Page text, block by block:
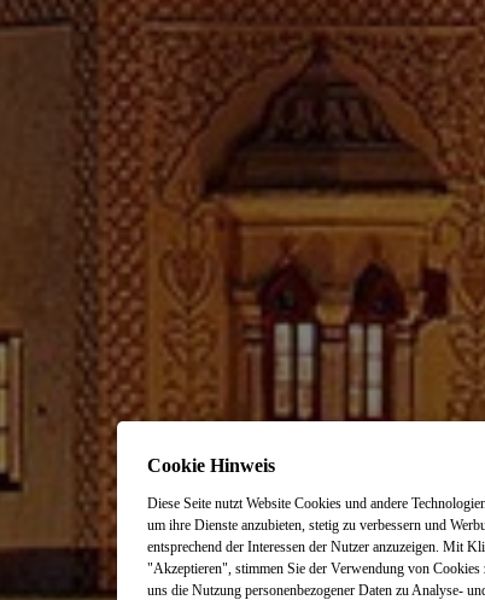
Cookie Hinweis
Diese Seite nutzt Website Cookies und andere
um ihre Dienste anzubieten, stetig zu verbessern und
entsprechend der Interessen der Nutzer anzuzeigen. Mit
"Akzeptieren", stimmen Sie der Verwendung von Cookies
uns die Nutzung personenbezogener Daten zu Analyse-